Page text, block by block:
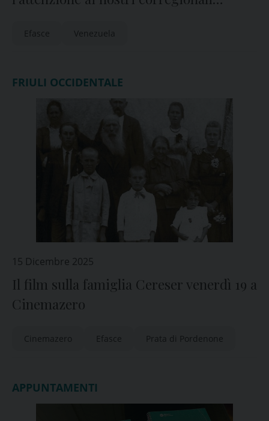
Efasce Venezuela
FRIULI OCCIDENTALE
15 Dicembre 2025
Il film sulla famiglia Cereser venerdì 19 a
Cinemazero
Cinemazero Efasce Prata di Pordenone
APPUNTAMENTI